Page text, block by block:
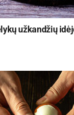
užkandžių